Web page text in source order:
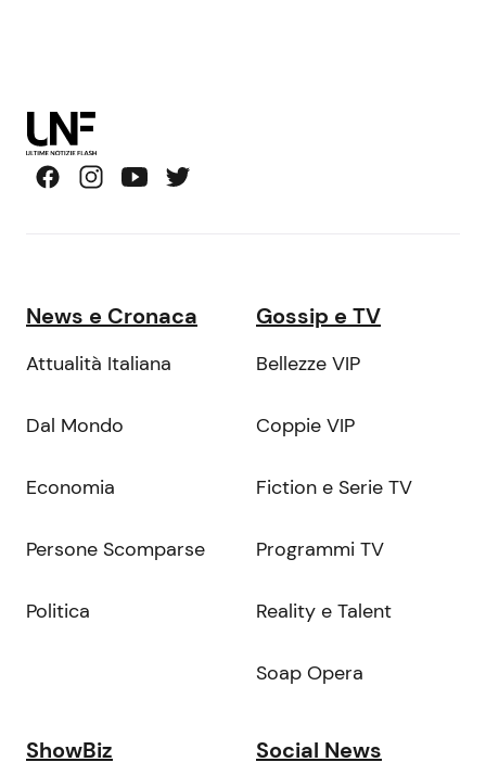
News e Cronaca
Attualità Italiana
Dal Mondo
Economia
Persone Scomparse
Politica
Gossip e TV
Bellezze VIP
Coppie VIP
Fiction e Serie TV
Programmi TV
Reality e Talent
Soap Opera
ShowBiz Social News